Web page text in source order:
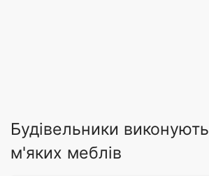
Будівельники
м'яких меблів